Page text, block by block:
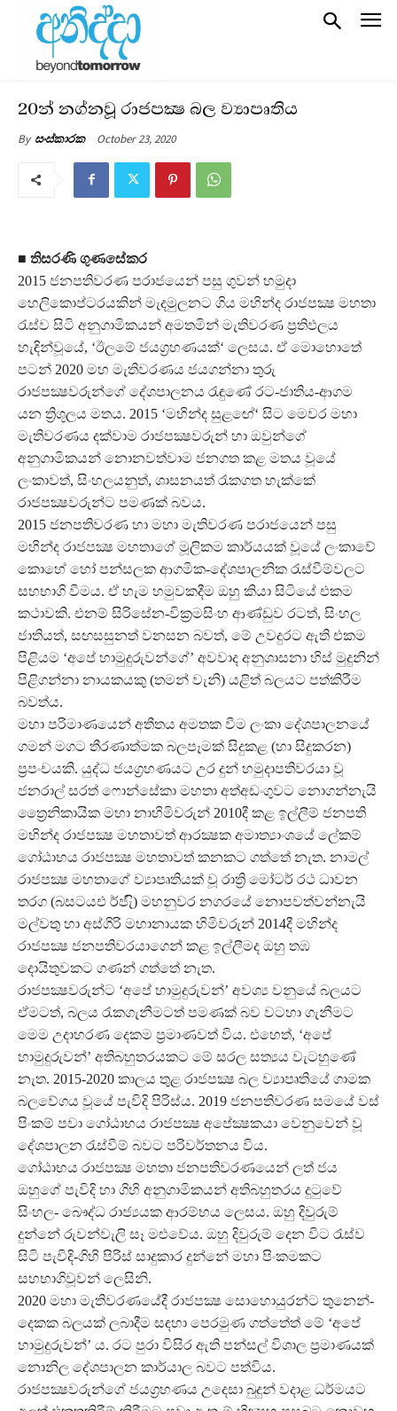
20න් නග්නවූ රාජපක්‍ෂ බල ව්‍යාපෘතිය
By සංස්කාරක October 23, 2020
■ තිසරණි ගුණසේකර
2015 ජනපතිවරණ පරාජයෙන් පසු ගුවන් හමුදා
හෙලිකොප්ටරයකින් මැදමුලනට ගිය මහින්ද රාජපක්‍ෂ මහතා
රැස්ව සිටි අනුගාමිකයන් අමතමින් මැතිවරණ ප්‍රතිඵලය
හැඳින්වූයේ, ‘ඊලමේ ජයග්‍රහණයක්‘ ලෙසය. ඒ මොහොතේ
පටන් 2020 මහ මැතිවරණය ජයගන්නා තුරු
රාජපක්‍ෂවරුන්ගේ දේශපාලනය රැඳුණේ රට-ජාතිය-ආගම
යන ත්‍රිශූලය මතය. 2015 ‘මහින්ද සුළඟේ‘ සිට මෙවර මහා
මැතිවරණය දක්වාම රාජපක්‍ෂවරුන් හා ඔවුන්ගේ
අනුගාමිකයන් නොනවත්වාම ජනගත කළ මතය වූයේ
ලංකාවත්, සිංහලයනුත්, ශාසනයත් රැකගත හැක්කේ
රාජපක්‍ෂවරුන්ට පමණක් බවය.
2015 ජනපතිවරණ හා මහා මැතිවරණ පරාජයෙන් පසු
මහින්ද රාජපක්‍ෂ මහතාගේ මූලිකම කාර්යයක් වූයේ ලංකාවේ
කොහේ හෝ පන්සලක ආගමික-දේශපාලනික රැස්වීම්වලට
සහභාගි වීමය. ඒ හැම හමුවකදීම ඔහු කියා සිටියේ එකම
කථාවකි. එනම් සිරිසේන-වික්‍රමසිංහ ආණ්ඩුව රටත්, සිංහල
ජාතියත්, සඟසසුනත් වනසන බවත්, මේ උවදුරට ඇති එකම
පිළියම ‘අපේ හාමුදුරුවන්ගේ’ අවවාද අනුශාසනා හිස් මුදුනින්
පිළිගන්නා නායකයකු (තමන් වැනි) යළිත් බලයට පත්කිරීම
බවත්ය.
මහා පරිමාණයෙන් අතීතය අමතක වීම ලංකා දේශපාලනයේ
ගමන් මගට තීරණාත්මක බලපෑමක් සිදුකළ (හා සිදුකරන)
ප්‍රපංචයකි. යුද්ධ ජයග්‍රහණයට උර දුන් හමුදාපතිවරයා වූ
ජනරාල් සරත් ෆොන්සේකා මහතා අත්අඩංගුවට නොගන්නැයි
ත්‍රෛනිකායික මහා නාහිමිවරුන් 2010දී කළ ඉල්ලීම් ජනපති
මහින්ද රාජපක්‍ෂ මහතාවත් ආරක්‍ෂක අමාත්‍යාංශයේ ලේකම්
ගෝඨාභය රාජපක්‍ෂ මහතාවත් කනකට ගත්තේ නැත. නාමල්
රාජපක්‍ෂ මහතාගේ ව්‍යාපෘතියක් වූ රාත්‍රි මෝටර් රථ ධාවන
තරග (බසටයඑ ර්ජැි) මහනුවර නගරයේ නොපවත්වන්නැයි
මල්වතු හා අස්ගිරි මහානායක හිමිවරුන් 2014දී මහින්ද
රාජපක්‍ෂ ජනපතිවරයාගෙන් කළ ඉල්ලීමද ඔහු තඹ
දොයිතුවකට ගණන් ගත්තේ නැත.
රාජපක්‍ෂවරුන්ට ‘අපේ හාමුදුරුවන්’ අවශ්‍ය වනුයේ බලයට
ඒමටත්, බලය රැකගැනීමටත් පමණක් බව වටහා ගැනීමට
මෙම උදාහරණ දෙකම ප්‍රමාණවත් විය. එහෙත්, ‘අපේ
හාමුදුරුවන්’ අතිබහුතරයකට මේ සරල සත්‍යය වැටහුණේ
නැත. 2015-2020 කාලය තුළ රාජපක්‍ෂ බල ව්‍යාපෘතියේ ගාමක
බලවේගය වූයේ පැවිදි පිරිස්ය. 2019 ජනපතිවරණ සමයේ වස්
පිංකම් පවා ගෝඨාභය රාජපක්‍ෂ අපේක්‍ෂකයා වෙනුවෙන් වූ
දේශපාලන රැස්වීම් බවට පරිවර්තනය විය.
ගෝඨාභය රාජපක්‍ෂ මහතා ජනපතිවරණයෙන් ලත් ජය
ඔහුගේ පැවිදි හා ගිහි අනුගාමිකයන් අතිබහුතරය දුටුවේ
සිංහල- බෞද්ධ රාජ්‍යයක ආරම්භය ලෙසය. ඔහු දිවුරුම්
දුන්නේ රුවන්වැලි සෑ මළුවේය. ඔහු දිවුරුම් දෙන විට රැස්ව
සිටි පැවිදි-ගිහි පිරිස් සාදුකාර දුන්නේ මහා පිංකමකට
සහභාගිවූවන් ලෙසිනි.
2020 මහා මැතිවරණයේදී රාජපක්‍ෂ සොහොයුරන්ට තුනෙන්-
දෙකක බලයක් ලබාදීම සඳහා පෙරමුණ ගත්තේත් මේ ‘අපේ
හාමුදුරුවන්’ ය. රට පුරා විසිර ඇති පන්සල් විශාල ප්‍රමාණයක්
නොනිල දේශපාලන කාර්යාල බවට පත්විය.
රාජපක්‍ෂවරුන්ගේ ජයග්‍රහණය උදෙසා බුදුන් වදාළ ධර්මයට